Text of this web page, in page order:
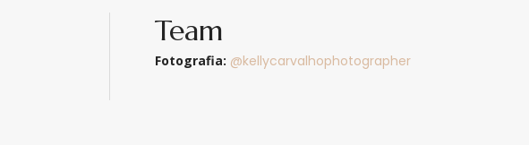
Team
Fotografia: @kellycarvalhophotographer